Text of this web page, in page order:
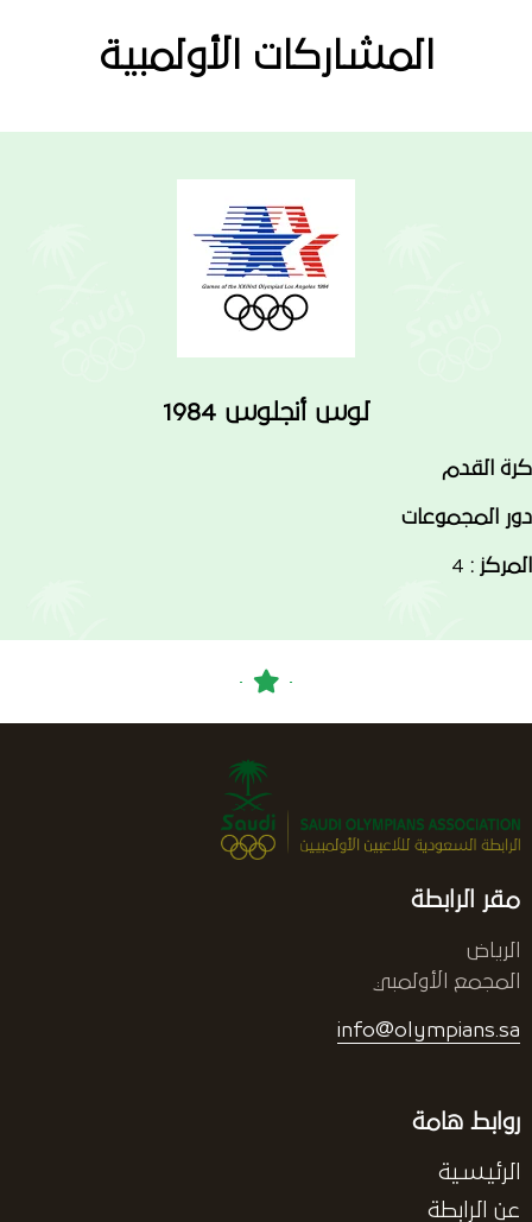
المشاركات الأولمبية
لوس أنجلوس 1984
كرة القدم
دور المجموعات
المركز :
مقر الرابطة
الرياض
المجمع الأولمبي
info@olympians.sa
روابط هامة
الرئيسية
عن الرابطة